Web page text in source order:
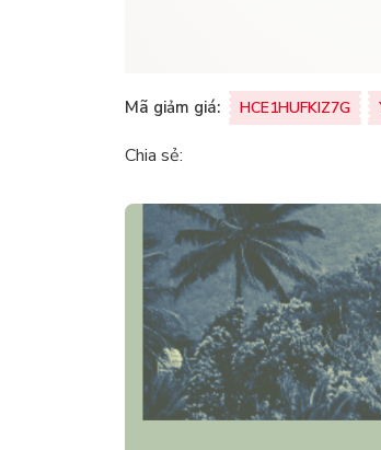
Mã giảm giá: HCE1HUFKIZ7G
Chia sẻ: